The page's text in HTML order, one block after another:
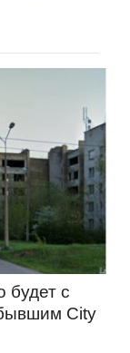
будет с
City